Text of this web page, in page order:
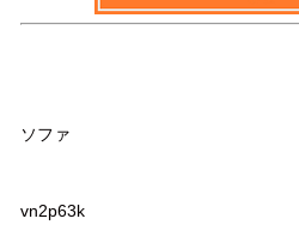
ソファ
vn2p63k